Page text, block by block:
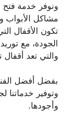
ونوفر خدمة فتح
مشاكل الأبواب
تكون الأقفال
الجودة، مع
والتي تعد أقفال
بفضل أفضل
وتوفير
وأجودها.